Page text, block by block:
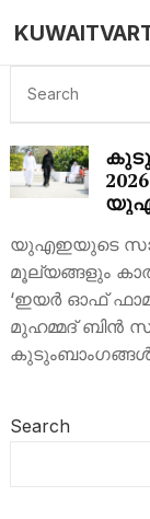
UAE YEAR
യുഎഇയുടെ
മൂല്യങ്ങളും
‘ഇയർ ഓഫ്
മുഹമ്മദ് ബിൻ
Search